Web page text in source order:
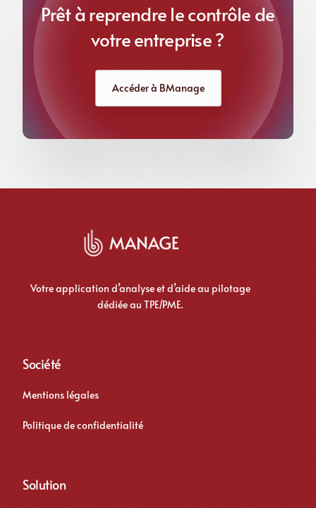
Prêt à reprendre le contrôle de
votre entreprise ?
Accéder à BManage
Votre application d’analyse et d’aide au pilotage
dédiée au TPE/PME.
Société
Mentions légales
Politique de confidentialité
Solution